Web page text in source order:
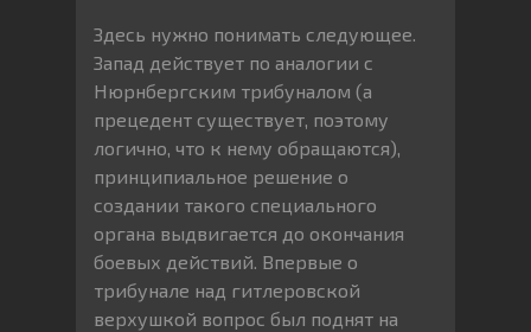
Здесь нужно понимать следующее.
Запад действует по аналогии с
Нюрнбергским трибуналом (а
прецедент существует, поэтому
логично, что к нему обращаются),
принципиальное решение о
создании такого специального
органа выдвигается до окончания
боевых действий. Впервые о
трибунале над гитлеровской
верхушкой вопрос был поднят на